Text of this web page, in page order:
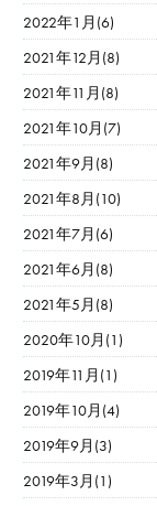
2022年1月(6)
2021年12月(8)
2021年11月(8)
2021年10月(7)
2021年9月(8)
2021年8月(10)
2021年7月(6)
2021年6月(8)
2021年5月(8)
2020年10月(1)
2019年11月(1)
2019年10月(4)
2019年9月(3)
2019年3月(1)